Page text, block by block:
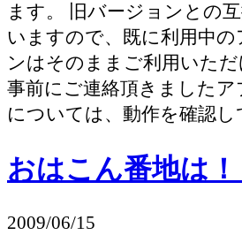
ます。 旧バージョンとの
いますので、既に利用中の
ンはそのままご利用いただ
事前にご連絡頂きましたア
については、動作を確認し
おはこん番地は
2009/06/15